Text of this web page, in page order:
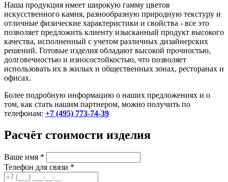
Наша продукция имеет широкую гамму цветов
искусственного камня, разнообразную природную текстуру и
отличные физические характеристики и свойства - все это
позволяет предложить клиенту изысканный продукт высокого
качества, исполненный с учетом различных дизайнерских
решений. Готовые изделия обладают высокой прочностью,
долговечностью и износостойкостью, что позволяет
использовать их в жилых и общественных зонах, ресторанах и
офисах.
Более подробную информацию о наших предложениях и о
том, как стать нашим партнером, можно получить по
телефонам: +7 (495) 773-74-39
Расчёт стоимости изделия
Ваше имя *
Телефон для связи *